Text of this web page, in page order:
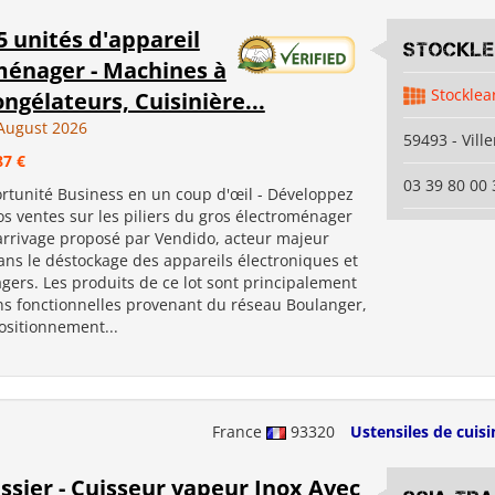
unités d'appareil
- Machines à
Cuisinière...
2026
€
Business en un coup d'œil - Développez
ventes sur les piliers du gros électroménager
proposé par Vendido, acteur majeur
le déstockage des appareils électroniques et
Les produits de ce lot sont principalement
fonctionnelles provenant du réseau Boulanger,
59493 -
03 39 80 00
France 93320 Ustensiles de
- Cuisseur vapeur Inox Avec